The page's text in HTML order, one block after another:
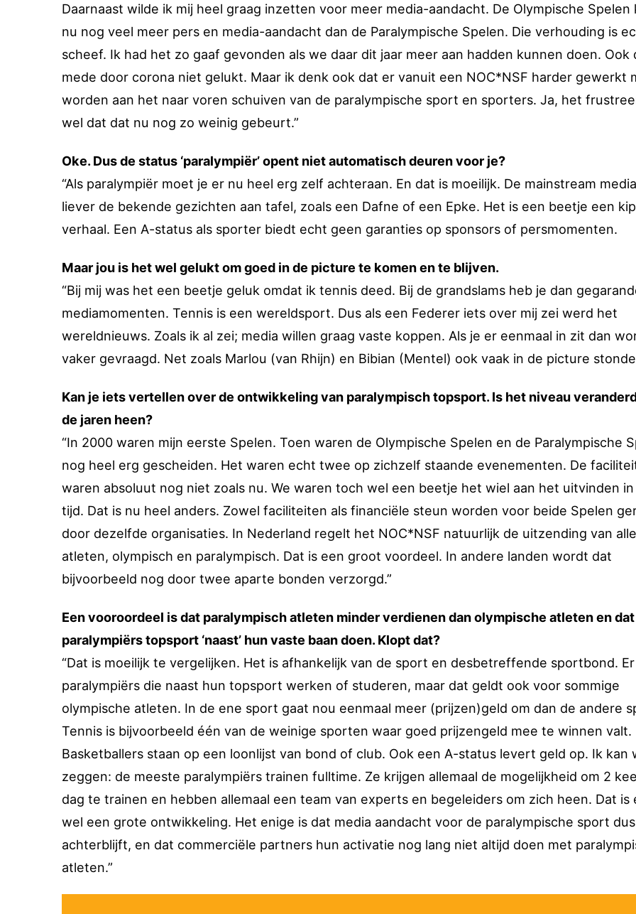
Daarnaast wilde ik mij heel graag inzetten voor meer media-aandacht. De Olympische Spelen
nu nog veel meer pers en media-aandacht dan de Paralympische Spelen. Die verhouding is
scheef. Ik had het zo gaaf gevonden als we daar dit jaar meer aan hadden kunnen doen. Ook
mede door corona niet gelukt. Maar ik denk ook dat er vanuit een NOC*NSF harder gewerkt
worden aan het naar voren schuiven van de paralympische sport en sporters. Ja, het
wel dat dat nu nog zo weinig gebeurt.”
Oke. Dus de status ‘paralympiër’ opent niet automatisch deuren voor je?
“Als paralympiër moet je er nu heel erg zelf achteraan. En dat is moeilijk. De mainstream
liever de bekende gezichten aan tafel, zoals een Dafne of een Epke. Het is een beetje een
verhaal. Een A-status als sporter biedt echt geen garanties op sponsors of persmomenten.
Maar jou is het wel gelukt om goed in de picture te komen en te blijven.
“Bij mij was het een beetje geluk omdat ik tennis deed. Bij de grandslams heb je dan
mediamomenten. Tennis is een wereldsport. Dus als een Federer iets over mij zei werd het
wereldnieuws. Zoals ik al zei; media willen graag vaste koppen. Als je er eenmaal in zit dan
vaker gevraagd. Net zoals Marlou (van Rhijn) en Bibian (Mentel) ook vaak in de picture
Kan je iets vertellen over de ontwikkeling van paralympisch topsport. Is het niveau
de jaren heen?
“In 2000 waren mijn eerste Spelen. Toen waren de Olympische Spelen en de Paralympische
nog heel erg gescheiden. Het waren echt twee op zichzelf staande evenementen. De
waren absoluut nog niet zoals nu. We waren toch wel een beetje het wiel aan het uitvinden in
tijd. Dat is nu heel anders. Zowel faciliteiten als financiële steun worden voor beide Spelen
door dezelfde organisaties. In Nederland regelt het NOC*NSF natuurlijk de uitzending van alle
atleten, olympisch en paralympisch. Dat is een groot voordeel. In andere landen wordt dat
bijvoorbeeld nog door twee aparte bonden verzorgd.”
Een vooroordeel is dat paralympisch atleten minder verdienen dan olympische atleten en dat
paralympiërs topsport ‘naast’ hun vaste baan doen. Klopt dat?
“Dat is moeilijk te vergelijken. Het is afhankelijk van de sport en desbetreffende sportbond.
paralympiërs die naast hun topsport werken of studeren, maar dat geldt ook voor sommige
olympische atleten. In de ene sport gaat nou eenmaal meer (prijzen)geld om dan de andere
Tennis is bijvoorbeeld één van de weinige sporten waar goed prijzengeld mee te winnen valt.
Basketballers staan op een loonlijst van bond of club. Ook een A-status levert geld op. Ik kan
zeggen: de meeste paralympiërs trainen fulltime. Ze krijgen allemaal de mogelijkheid om 2
dag te trainen en hebben allemaal een team van experts en begeleiders om zich heen. Dat is
wel een grote ontwikkeling. Het enige is dat media aandacht voor de paralympische sport
achterblijft, en dat commerciële partners hun activatie nog lang niet altijd doen met
atleten.”